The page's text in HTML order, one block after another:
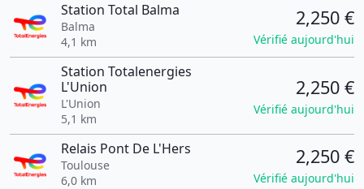
Station Total Balma
Balma
4,1 km
2,250 €
Vérifié aujourd'hui
Station Totalenergies
L'Union
L'Union
5,1 km
2,250 €
Vérifié aujourd'hui
Relais Pont De L'Hers
Toulouse
6,0 km
2,250 €
Vérifié aujourd'hui